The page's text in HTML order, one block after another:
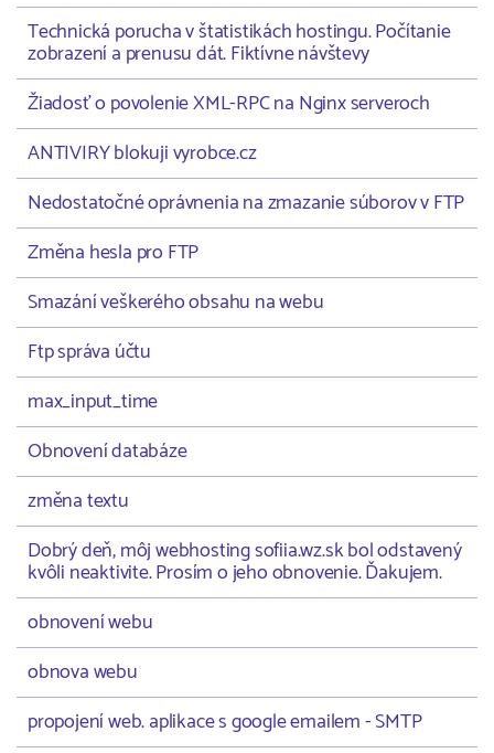
Technická porucha v štatistikách hostingu. Počítanie
zobrazení a prenusu dát. Fiktívne návštevy
Žiadosť o povolenie XML-RPC na Nginx serveroch
ANTIVIRY blokuji vyrobce.cz
Nedostatočné oprávnenia na zmazanie súborov v FTP
Změna hesla pro FTP
Smazání veškerého obsahu na webu
Ftp správa účtu
max_input_time
Obnovení databáze
změna textu
Dobrý deň, môj webhosting sofiia.wz.sk bol odstavený
kvôli neaktivite. Prosím o jeho obnovenie. Ďakujem.
obnovení webu
obnova webu
propojení web. aplikace s google emailem - SMTP